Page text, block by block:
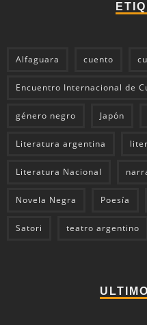
Alfaguara cuento
Encuentro Internacional de
género negro Japón
Literatura argentina
Literatura Nacional
Novela Negra Poesía
Satori teatro argentino